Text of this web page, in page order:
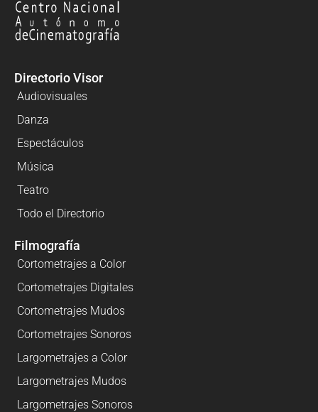
Directorio Visor
Audiovisuales
Danza
Espectáculos
Música
Teatro
Todo el Directorio
Filmografía
Cortometrajes a Color
Cortometrajes Digitales
Cortometrajes Mudos
Cortometrajes Sonoros
Largometrajes a Color
Largometrajes Mudos
Largometrajes Sonoros